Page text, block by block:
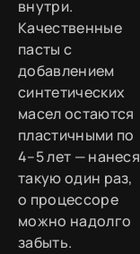
внутри.
Качественные
пасты с
добавлением
синтетических
масел остаются
пластичными по
4–5 лет — нанеся
такую один раз,
о процессоре
можно надолго
забыть.